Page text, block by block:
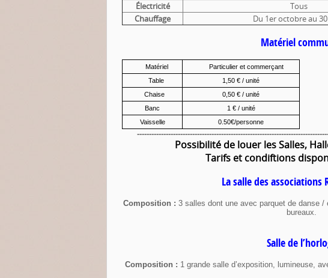
Électricité
Tous
Chauffage
Du 1er octobre au
Matériel
Matériel
Particulier et commerçant
Table
1,50 € / unité
Chaise
0,50 € / unité
Banc
1 € / unité
Vaisselle
0.50€/personne
Possibilité de louer les Salles,
Tarifs et condiftions
La salle des associations
Composition : 3 salles dont une avec parquet de danse
bureaux.
Salle de
Composition : 1 grande salle d’exposition, lumineuse,